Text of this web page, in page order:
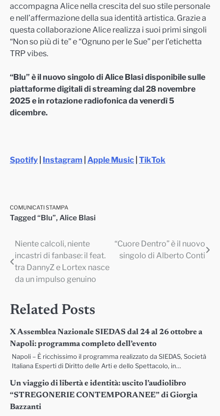
accompagna Alice nella crescita del suo stile personale
e nell’affermazione della sua identità artistica. Grazie a
questa collaborazione Alice realizza i suoi primi singoli
“Non so più di te” e “Ognuno per le Sue” per l’etichetta
TRP vibes.
“Blu” è il nuovo singolo di Alice Blasi disponibile sulle
piattaforme digitali di streaming dal 28 novembre
2025 e in rotazione radiofonica da venerdì 5
dicembre.
Spotify Instagram Apple Music TikTok
COMUNICATI STAMPA
Tagged “Blu”, Alice Blasi
Navigazione
articoli
Niente calcoli, niente
incastri di fanbase: il feat.
tra DannyZ e Lortex nasce
da un impulso genuino
“Cuore Dentro” è il nuovo
singolo di Alberto Conti
Related Posts
X Assemblea Nazionale SIEDAS dal 24 al 26 ottobre a
Napoli: programma completo dell’evento
Napoli – È ricchissimo il programma realizzato da SIEDAS, Società
Italiana Esperti di Diritto delle Arti e dello Spettacolo, in…
Un viaggio di libertà e identità: uscito l’audiolibro
“STREGONERIE CONTEMPORANEE” di Giorgia
Bazzanti